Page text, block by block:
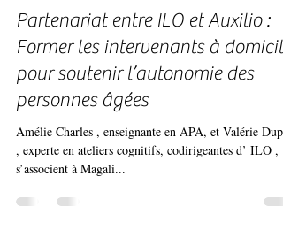
Equipe ILO
17 févr. 2025
2 min de lecture
Partenariat entre ILO et Auxilio :
Former les intervenants à domicile
pour soutenir l’autonomie des
personnes âgées
Amélie Charles , enseignante en APA, et Valérie
s’associent à Magali...